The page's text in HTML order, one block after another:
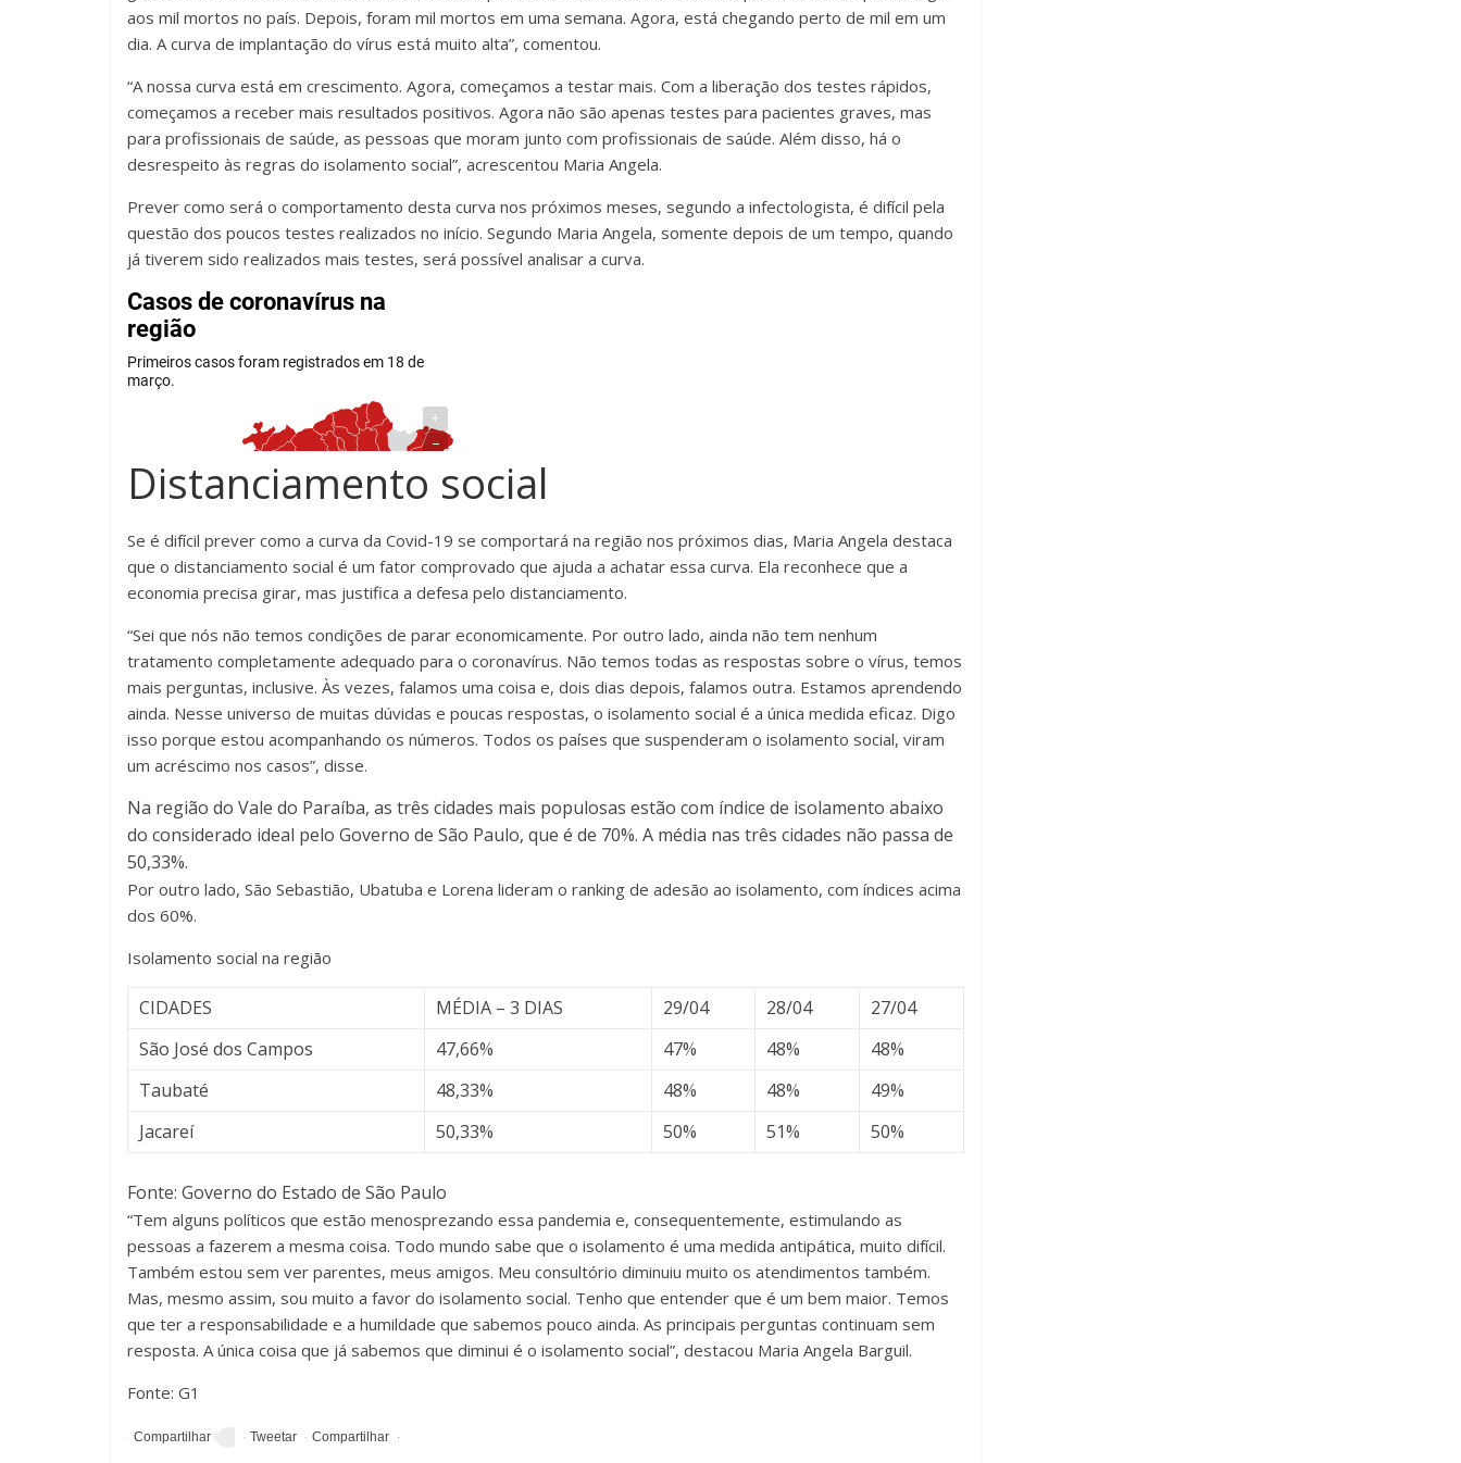
aos mil mortos no país. Depois, foram mil mortos em uma semana. Agora, está chegando perto de mil em um
dia. A curva de implantação do vírus está muito alta”, comentou.
“A nossa curva está em crescimento. Agora, começamos a testar mais. Com a liberação dos testes rápidos,
começamos a receber mais resultados positivos. Agora não são apenas testes para pacientes graves, mas
para profissionais de saúde, as pessoas que moram junto com profissionais de saúde. Além disso, há o
desrespeito às regras do isolamento social”, acrescentou Maria Angela.
Prever como será o comportamento desta curva nos próximos meses, segundo a infectologista, é difícil pela
questão dos poucos testes realizados no início. Segundo Maria Angela, somente depois de um tempo, quando
já tiverem sido realizados mais testes, será possível analisar a curva.
Distanciamento social
Se é difícil prever como a curva da Covid-19 se comportará na região nos próximos dias, Maria Angela destaca
que o distanciamento social é um fator comprovado que ajuda a achatar essa curva. Ela reconhece que a
economia precisa girar, mas justifica a defesa pelo distanciamento.
“Sei que nós não temos condições de parar economicamente. Por outro lado, ainda não tem nenhum
tratamento completamente adequado para o coronavírus. Não temos todas as respostas sobre o vírus, temos
mais perguntas, inclusive. Às vezes, falamos uma coisa e, dois dias depois, falamos outra. Estamos aprendendo
ainda. Nesse universo de muitas dúvidas e poucas respostas, o isolamento social é a única medida eficaz. Digo
isso porque estou acompanhando os números. Todos os países que suspenderam o isolamento social, viram
um acréscimo nos casos”, disse.
Na região do Vale do Paraíba, as três cidades mais populosas estão com índice de isolamento abaixo
do considerado ideal pelo Governo de São Paulo, que é de 70%. A média nas três cidades não passa de
50,33%.
Por outro lado, São Sebastião, Ubatuba e Lorena lideram o ranking de adesão ao isolamento, com índices acima
dos 60%.
Isolamento social na região
CIDADES MÉDIA – 3 DIAS 29/04 28/04
27/04
São José dos Campos
47,66% 47% 48%
48%
Taubaté
48,33% 48% 48%
49%
Jacareí
50,33% 50% 51% 50%
Fonte: Governo do Estado de São Paulo
“Tem alguns políticos que estão menosprezando essa pandemia e, consequentemente, estimulando as
pessoas a fazerem a mesma coisa. Todo mundo sabe que o isolamento é uma medida antipática, muito difícil.
Também estou sem ver parentes, meus amigos. Meu consultório diminuiu muito os atendimentos também.
Mas, mesmo assim, sou muito a favor do isolamento social. Tenho que entender que é um bem maior. Temos
que ter a responsabilidade e a humildade que sabemos pouco ainda. As principais perguntas continuam sem
resposta. A única coisa que já sabemos que diminui é o isolamento social”, destacou Maria Angela Barguil.
Fonte: G1